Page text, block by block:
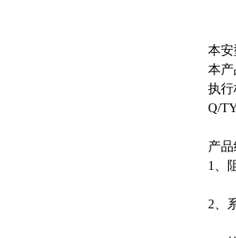
本
本
执行
Q/
产
1、
2、